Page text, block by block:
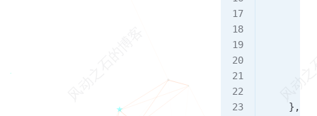
    },